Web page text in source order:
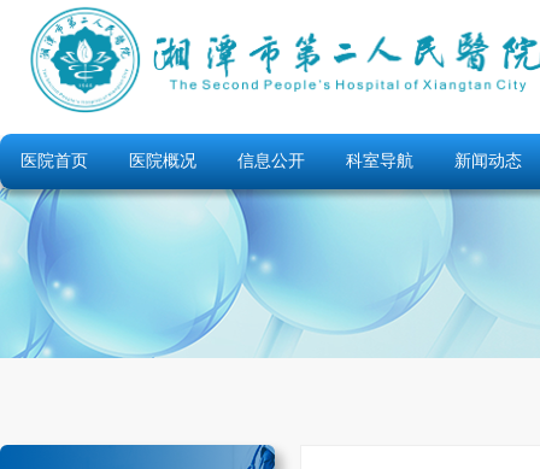
医院首页 医院概况 信息公开 科室导航 新闻动态